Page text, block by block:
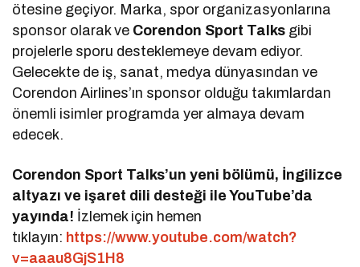
ötesine geçiyor. Marka, spor organizasyonlarına
sponsor olarak ve Corendon Sport Talks gibi
projelerle sporu desteklemeye devam ediyor.
Gelecekte de iş, sanat, medya dünyasından ve
Corendon Airlines’ın sponsor olduğu takımlardan
önemli isimler programda yer almaya devam
edecek.
Corendon Sport Talks’un yeni bölümü, İngilizce
altyazı ve işaret dili desteği ile YouTube’da
yayında! İzlemek için hemen
tıklayın: https://www.youtube.com/watch?
v=aaau8GjS1H8